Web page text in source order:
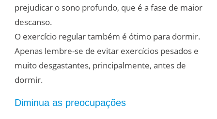
prejudicar o sono profundo, que é a fase de maior
descanso.
O exercício regular também é ótimo para dormir.
Apenas lembre-se de evitar exercícios pesados e
muito desgastantes, principalmente, antes de
dormir.
Diminua as preocupações